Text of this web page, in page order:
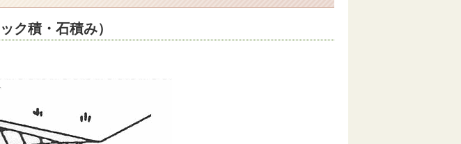
ク積・石積み）